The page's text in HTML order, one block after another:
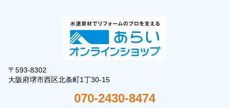
〒593-8302
大阪府堺市西区北条町1丁30-15
070-2430-8474